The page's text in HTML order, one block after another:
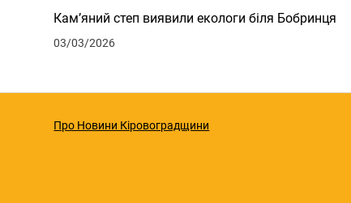
Кам’яний степ виявили екологи біля Бобринця
03/03/2026
Про Новини Кіровоградщини